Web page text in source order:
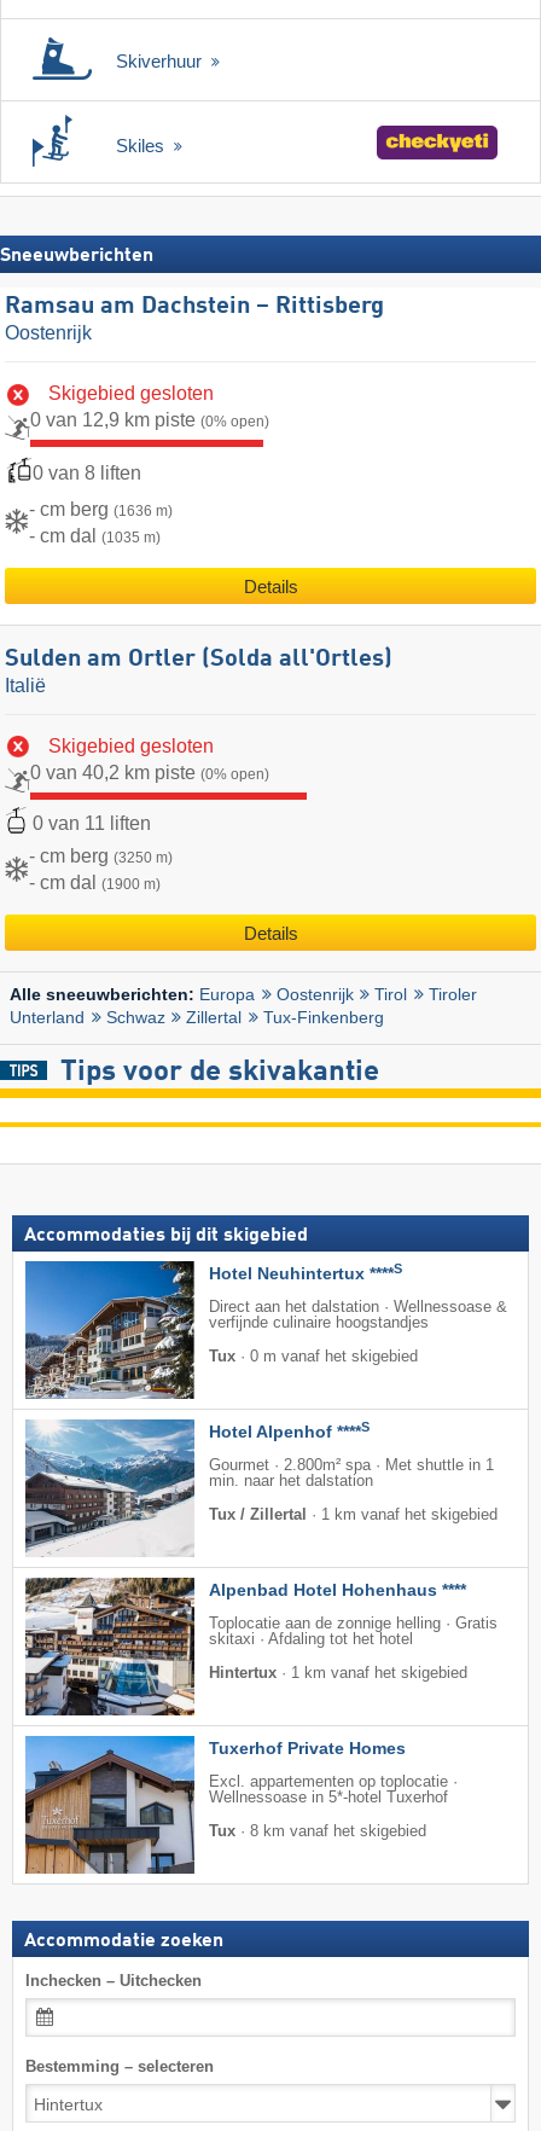
Skiverhuur
Skiles
Sneeuwberichten
Ramsau am Dachstein – Rittisberg
Oostenrijk
Skigebied gesloten
0 van 12,9 km piste (0% open)
0 van 8 liften
- cm berg (1636 m)
- cm dal (1035 m)
Details
Sulden am Ortler (Solda all'Ortles)
Italië
Skigebied gesloten
0 van 40,2 km piste (0% open)
0 van 11 liften
- cm berg (3250 m)
- cm dal (1900 m)
Details
Alle sneeuwberichten: Europa Oostenrijk Tirol
Tiroler
Unterland
Schwaz Zillertal Tux-Finkenberg
Tips voor de skivakantie
Accommodaties bij dit skigebied
Hotel Neuhintertux ****S
Direct aan het dalstation · Wellnessoase &
verfijnde culinaire hoogstandjes
Tux · 0 m vanaf het skigebied
Hotel Alpenhof ****S
Gourmet · 2.800m² spa · Met shuttle in 1
min. naar het dalstation
Tux / Zillertal · 1 km vanaf het skigebied
Alpenbad Hotel Hohenhaus ****
Toplocatie aan de zonnige helling · Gratis
skitaxi · Afdaling tot het hotel
Hintertux · 1 km vanaf het skigebied
Tuxerhof Private Homes
Excl. appartementen op toplocatie ·
Wellnessoase in 5*-hotel Tuxerhof
Tux · 8 km vanaf het skigebied
Accommodatie zoeken
Inchecken – Uitchecken
Bestemming – selecteren